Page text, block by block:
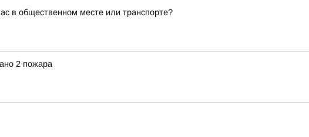
в общественном месте или транспорте?
2 пожара